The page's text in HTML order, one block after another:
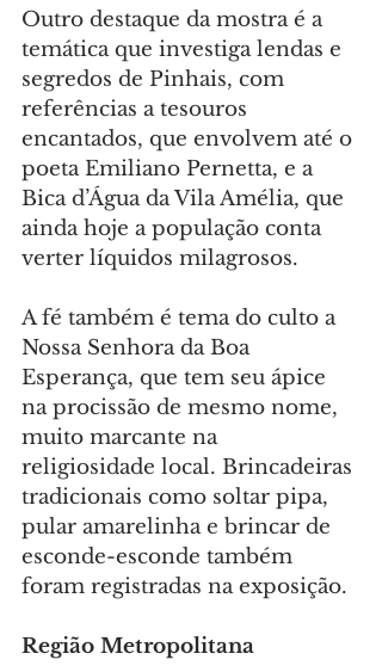
Outro destaque da mostra é a
temática que investiga lendas e
segredos de Pinhais, com
referências a tesouros
encantados, que envolvem até o
poeta Emiliano Pernetta, e a
Bica d’Água da Vila Amélia, que
ainda hoje a população conta
verter líquidos milagrosos.
A fé também é tema do culto a
Nossa Senhora da Boa
Esperança, que tem seu ápice
na procissão de mesmo nome,
muito marcante na
religiosidade local. Brincadeiras
tradicionais como soltar pipa,
pular amarelinha e brincar de
esconde-esconde também
foram registradas na exposição.
Região Metropolitana